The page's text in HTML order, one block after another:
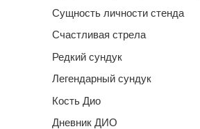
Сущность личности стенда
Счастливая стрела
Редкий сундук
Легендарный сундук
Кость Дио
Дневник ДИО